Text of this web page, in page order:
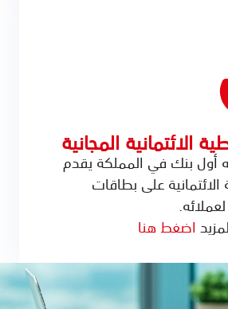
الائتمانية المجانية
أول بنك في المملكة يقدم
على بطاقات
اضغط هنا